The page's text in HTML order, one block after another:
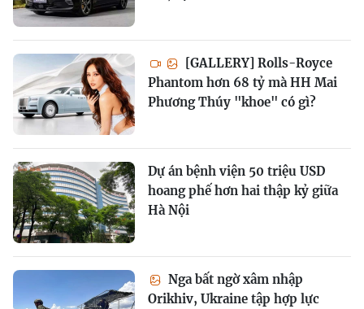
[GALLERY] Rolls-Royce
Phantom hơn 68 tỷ mà HH Mai
Phương Thúy "khoe" có gì?
Dự án bệnh viện 50 triệu USD
hoang phế hơn hai thập kỷ giữa
Hà Nội
Nga bất ngờ xâm nhập
Orikhiv, Ukraine tập hợp lực